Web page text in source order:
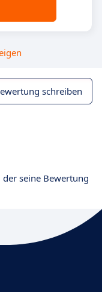
schreiben
der seine Bewertung